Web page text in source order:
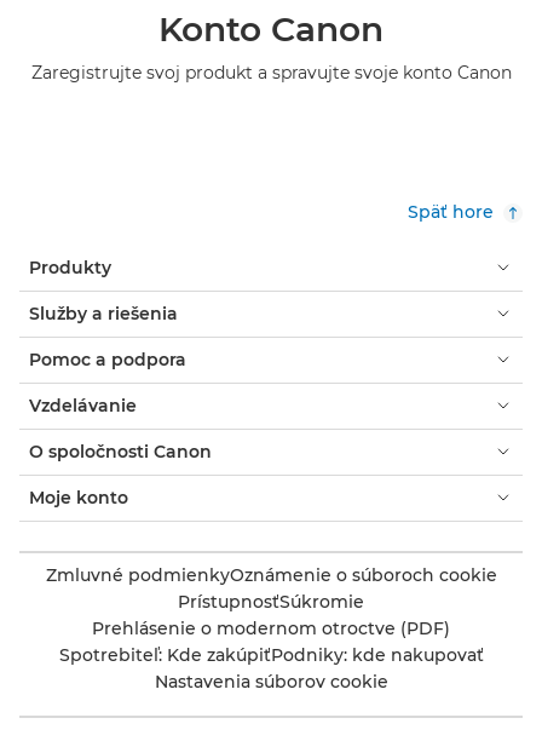
Konto Canon
Zaregistrujte svoj produkt a spravujte svoje konto Canon
Späť hore
Produkty
Služby a riešenia
Pomoc a podpora
Vzdelávanie
O spoločnosti Canon
Moje konto
Zmluvné podmienkyOznámenie o súboroch cookie
PrístupnosťSúkromie
Prehlásenie o modernom otroctve (PDF)
Spotrebiteľ: Kde zakúpiťPodniky: kde nakupovať
Nastavenia súborov cookie